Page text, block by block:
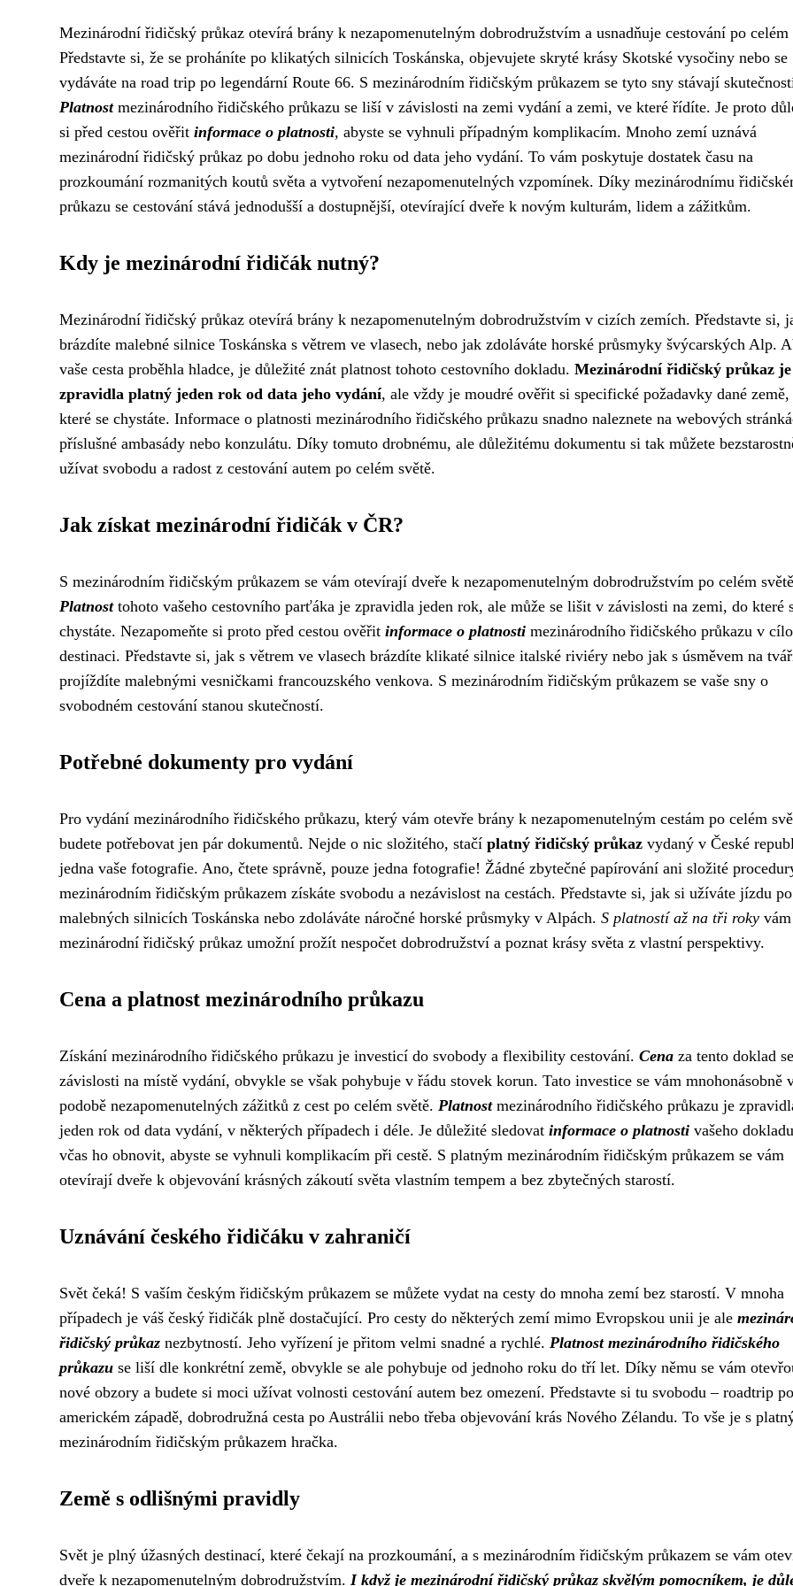
Mezinárodní řidičský průkaz otevírá brány k nezapomenutelným dobrodružstvím a usnadňuje cestování po celém
Představte si, že se proháníte po klikatých silnicích Toskánska, objevujete skryté krásy Skotské vysočiny nebo se
vydáváte na road trip po legendární Route 66. S mezinárodním řidičským průkazem se tyto sny stávají
Platnostmezinárodního řidičského průkazu se liší v závislosti na zemi vydání a zemi, ve které řídíte. Je proto
si před cestou ověřit informace o platnosti, abyste se vyhnuli případným komplikacím. Mnoho zemí uznává
mezinárodní řidičský průkaz po dobu jednoho roku od data jeho vydání. To vám poskytuje dostatek času na
prozkoumání rozmanitých koutů světa a vytvoření nezapomenutelných vzpomínek. Díky mezinárodnímu
průkazu se cestování stává jednodušší a dostupnější, otevírající dveře k novým kulturám, lidem a zážitkům.
Kdy je mezinárodní řidičák nutný?
Mezinárodní řidičský průkaz otevírá brány k nezapomenutelným dobrodružstvím v cizích zemích. Představte si,
brázdíte malebné silnice Toskánska s větrem ve vlasech, nebo jak zdoláváte horské průsmyky švýcarských Alp.
vaše cesta proběhla hladce, je důležité znát platnost tohoto cestovního dokladu. Mezinárodní řidičský průkaz je
zpravidla platný jeden rok od data jeho vydání, ale vždy je moudré ověřit si specifické požadavky dané země,
které se chystáte. Informace o platnosti mezinárodního řidičského průkazu snadno naleznete na webových
příslušné ambasády nebo konzulátu. Díky tomuto drobnému, ale důležitému dokumentu si tak můžete
užívat svobodu a radost z cestování autem po celém světě.
Jak získat mezinárodní řidičák v ČR?
S mezinárodním řidičským průkazem se vám otevírají dveře k nezapomenutelným dobrodružstvím po celém
Platnosttohoto vašeho cestovního parťáka je zpravidla jeden rok, ale může se lišit v závislosti na zemi, do které
chystáte. Nezapomeňte si proto před cestou ověřit informace o platnosti mezinárodního řidičského průkazu v
destinaci. Představte si, jak s větrem ve vlasech brázdíte klikaté silnice italské riviéry nebo jak s úsměvem na
projíždíte malebnými vesničkami francouzského venkova. S mezinárodním řidičským průkazem se vaše sny o
svobodném cestování stanou skutečností.
Potřebné dokumenty pro vydání
Pro vydání mezinárodního řidičského průkazu, který vám otevře brány k nezapomenutelným cestám po celém
budete potřebovat jen pár dokumentů. Nejde o nic složitého, stačí platný řidičský průkaz vydaný v České
jedna vaše fotografie. Ano, čtete správně, pouze jedna fotografie! Žádné zbytečné papírování ani složité
mezinárodním řidičským průkazem získáte svobodu a nezávislost na cestách. Představte si, jak si užíváte jízdu po
malebných silnicích Toskánska nebo zdoláváte náročné horské průsmyky v Alpách. S platností až na tři roky vám
mezinárodní řidičský průkaz umožní prožít nespočet dobrodružství a poznat krásy světa z vlastní perspektivy.
Cena a platnost mezinárodního průkazu
Získání mezinárodního řidičského průkazu je investicí do svobody a flexibility cestování. Cena za tento doklad
závislosti na místě vydání, obvykle se však pohybuje v řádu stovek korun. Tato investice se vám mnohonásobně
podobě nezapomenutelných zážitků z cest po celém světě. Platnostmezinárodního řidičského průkazu je
jeden rok od data vydání, v některých případech i déle. Je důležité sledovat informace o platnosti vašeho
včas ho obnovit, abyste se vyhnuli komplikacím při cestě. S platným mezinárodním řidičským průkazem se vám
otevírají dveře k objevování krásných zákoutí světa vlastním tempem a bez zbytečných starostí.
Uznávání českého řidičáku v zahraničí
Svět čeká! S vaším českým řidičským průkazem se můžete vydat na cesty do mnoha zemí bez starostí. V mnoha
případech je váš český řidičák plně dostačující. Pro cesty do některých zemí mimo Evropskou unii je ale
řidičský průkaz nezbytností. Jeho vyřízení je přitom velmi snadné a rychlé. Platnost mezinárodního řidičského
průkazu se liší dle konkrétní země, obvykle se ale pohybuje od jednoho roku do tří let. Díky němu se vám
nové obzory a budete si moci užívat volnosti cestování autem bez omezení. Představte si tu svobodu – roadtrip po
americkém západě, dobrodružná cesta po Austrálii nebo třeba objevování krás Nového Zélandu. To vše je s
mezinárodním řidičským průkazem hračka.
Země s odlišnými pravidly
Svět je plný úžasných destinací, které čekají na prozkoumání, a s mezinárodním řidičským průkazem se vám
dveře k nezapomenutelným dobrodružstvím. I když je mezinárodní řidičský průkaz skvělým pomocníkem, je